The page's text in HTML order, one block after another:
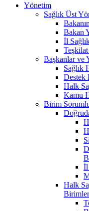
Yönetim
Sağlık Üst
Bakan
İl
Teşkilat
Başkanlar ve
Sağlık
Destek
Halk
Kamu
Birim
İl
Halk
Birimler